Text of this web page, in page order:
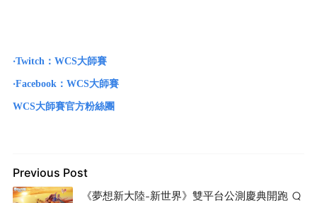
‧Twitch：WCS大師賽
‧Facebook：WCS大師賽
WCS大師賽官方粉絲團
Previous Post
《夢想新大陸-新世界》雙平台公測慶典開跑 Q